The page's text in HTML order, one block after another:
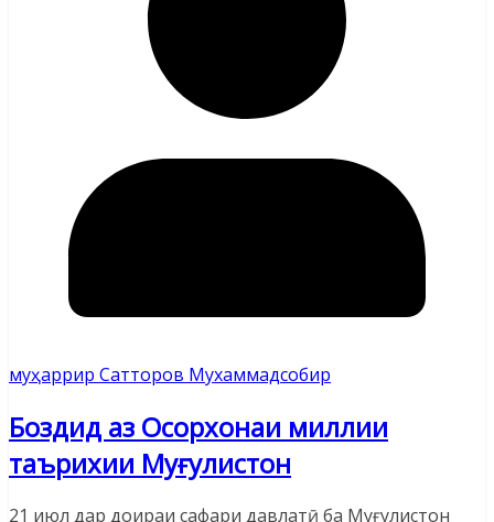
муҳаррир Сатторов Мухаммадсобир
Боздид аз Осорхонаи миллии
таърихии Муғулистон
21 июл дар доираи сафари давлатӣ ба Муғулистон